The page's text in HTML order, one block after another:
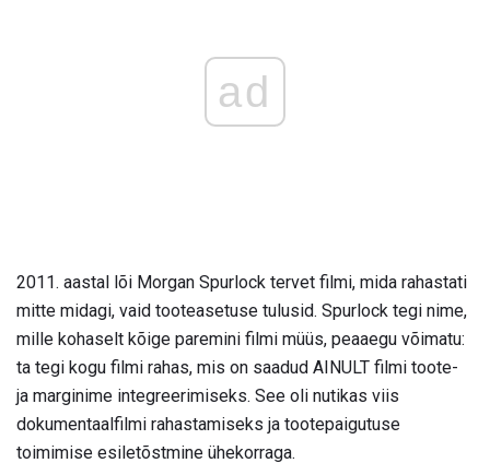
ad
2011. aastal lõi Morgan Spurlock tervet filmi, mida rahastati
mitte midagi, vaid tooteasetuse tulusid. Spurlock tegi nime,
mille kohaselt kõige paremini filmi müüs, peaaegu võimatu:
ta tegi kogu filmi rahas, mis on saadud AINULT filmi toote-
ja marginime integreerimiseks. See oli nutikas viis
dokumentaalfilmi rahastamiseks ja tootepaigutuse
toimimise esiletõstmine ühekorraga.